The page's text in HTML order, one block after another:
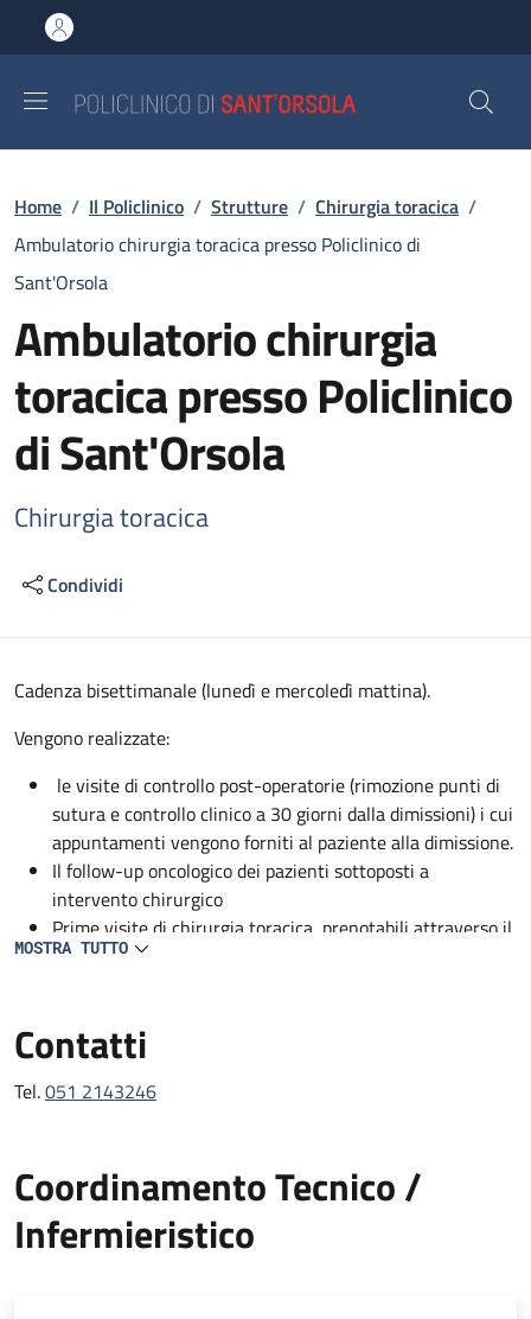
al contenuto principale
to footer content
Briciole di pane
Home / Il Policlinico / Strutture / Chirurgia toracica /
Ambulatorio chirurgia toracica presso Policlinico di
Sant'Orsola
Ambulatorio chirurgia
toracica presso Policlinico
di Sant'Orsola
Chirurgia toracica
Condividi
Descrizione
Cadenza bisettimanale (lunedì e mercoledì mattina).
Vengono realizzate:
le visite di controllo post-operatorie (rimozione punti di
sutura e controllo clinico a 30 giorni dalla dimissioni) i cui
appuntamenti vengono forniti al paziente alla dimissione.
Il follow-up oncologico dei pazienti sottoposti a
intervento chirurgico
Prime visite di chirurgia toracica, prenotabili attraverso il
CUP.
MOSTRA TUTTO
Contatti
Tel.051 2143246
Coordinamento Tecnico /
Infermieristico